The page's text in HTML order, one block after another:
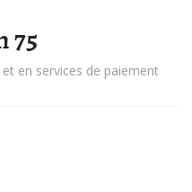
75
en services de paiement